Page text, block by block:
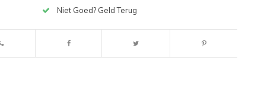
Niet Goed? Geld Terug